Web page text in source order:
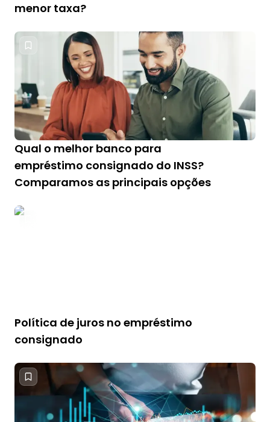
menor taxa?
Qual o melhor banco para
empréstimo consignado do INSS?
Comparamos as principais opções
Política de juros no empréstimo
consignado